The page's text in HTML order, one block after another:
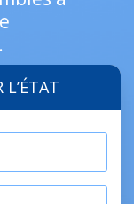
L’ÉTAT